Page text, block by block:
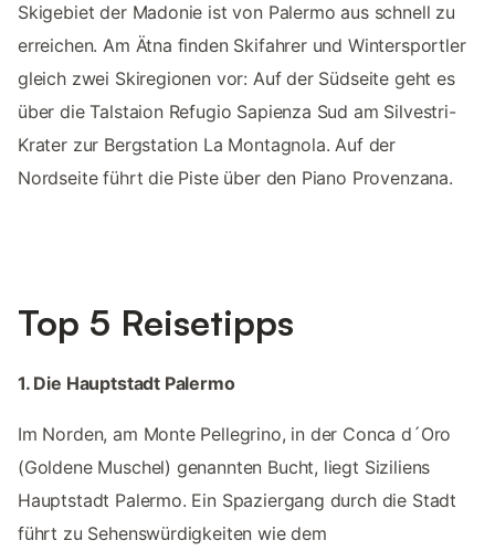
Skigebiet der Madonie ist von Palermo aus schnell zu
erreichen. Am Ätna finden Skifahrer und Wintersportler
gleich zwei Skiregionen vor: Auf der Südseite geht es
über die Talstaion Refugio Sapienza Sud am Silvestri-
Krater zur Bergstation La Montagnola. Auf der
Nordseite führt die Piste über den Piano Provenzana.
Top 5 Reisetipps
1. Die Hauptstadt Palermo
Im Norden, am Monte Pellegrino, in der Conca d´Oro
(Goldene Muschel) genannten Bucht, liegt Siziliens
Hauptstadt Palermo. Ein Spaziergang durch die Stadt
führt zu Sehenswürdigkeiten wie dem